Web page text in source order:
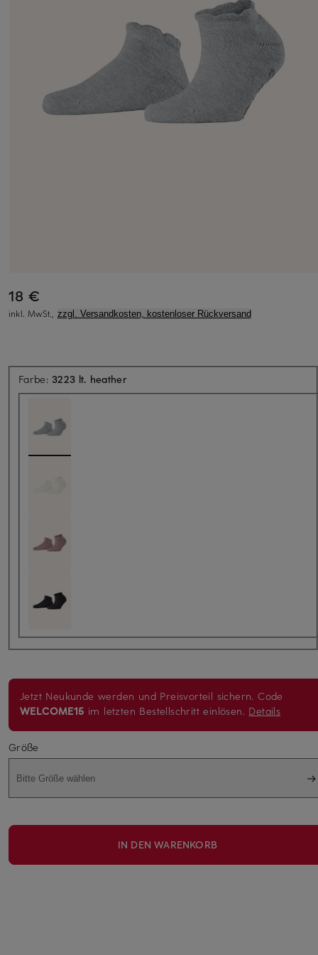
18 €
inkl. MwSt., zzgl. Versandkosten, kostenloser Rückversand
Farbe:3223 lt. heather
Jetzt Neukunde werden und Preisvorteil sichern. Code
WELCOME15 im letzten Bestellschritt einlösen. Details
Größe
Bitte Größe wählen
IN DEN WARENKORB